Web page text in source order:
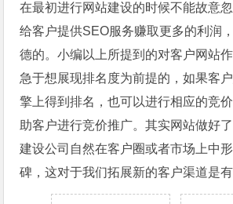
在最初进行网站建设的时候不能故意
给客户提供SEO服务赚取更多的利润
德的。小编以上所提到的对客户网站
急于想展现排名度为前提的，如果客户
擎上得到排名，也可以进行相应的竞
助客户进行竞价推广。其实网站做好
建设公司自然在客户圈或者市场上中
碑，这对于我们拓展新的客户渠道是有